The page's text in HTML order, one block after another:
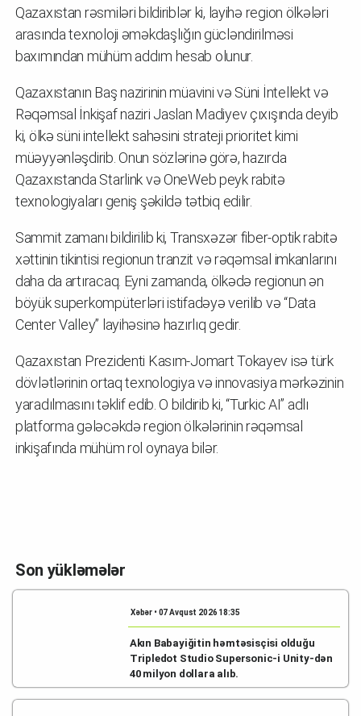
Qazaxıstan rəsmiləri bildiriblər ki, layihə region ölkələri
arasında texnoloji əməkdaşlığın gücləndirilməsi
baxımından mühüm addım hesab olunur.
Qazaxıstanın Baş nazirinin müavini və Süni İntellekt və
Rəqəmsal İnkişaf naziri Jaslan Madiyev çıxışında deyib
ki, ölkə süni intellekt sahəsini strateji prioritet kimi
müəyyənləşdirib. Onun sözlərinə görə, hazırda
Qazaxıstanda Starlink və OneWeb peyk rabitə
texnologiyaları geniş şəkildə tətbiq edilir.
Sammit zamanı bildirilib ki, Transxəzər fiber-optik rabitə
xəttinin tikintisi regionun tranzit və rəqəmsal imkanlarını
daha da artıracaq. Eyni zamanda, ölkədə regionun ən
böyük superkompüterləri istifadəyə verilib və “Data
Center Valley” layihəsinə hazırlıq gedir.
Qazaxıstan Prezidenti Kasım-Jomart Tokayev isə türk
dövlətlərinin ortaq texnologiya və innovasiya mərkəzinin
yaradılmasını təklif edib. O bildirib ki, “Turkic AI” adlı
platforma gələcəkdə region ölkələrinin rəqəmsal
inkişafında mühüm rol oynaya bilər.
Son yükləmələr
Xəbər • 07 Avqust 2026 18:35
Akın Babayiğitin həmtəsisçisi olduğu
Tripledot Studio Supersonic-i Unity-dən
40 milyon dollara alıb.